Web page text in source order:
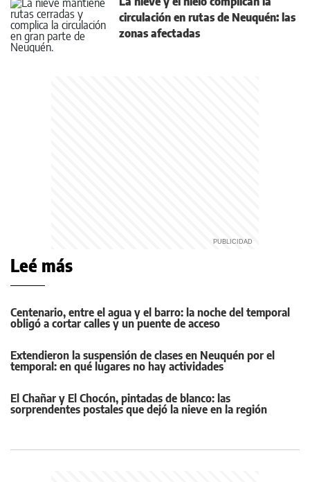
circulación en rutas de Neuquén: las
zonas afectadas
Leé más
Centenario, entre el agua y el barro: la noche del temporal
obligó a cortar calles y un puente de acceso
Extendieron la suspensión de clases en Neuquén por el
temporal: en qué lugares no hay actividades
El Chañar y El Chocón, pintadas de blanco: las
sorprendentes postales que dejó la nieve en la región